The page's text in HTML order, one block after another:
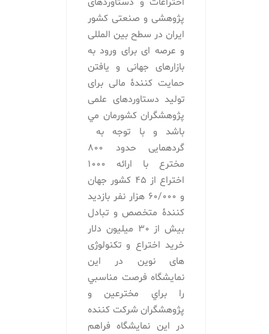
اختراعات و دستاوردهای
پژوهشی و صنعتی كشور
ايران در سطح بین المللی
و عرصه ای برای ورود به
بازارهای جهانی و یافتن
حمایت کنندۀ مالی برای
تولید دستاوردهای علمی
پژوهشگران كشورمان مي
باشد و با توجه به
گردهمایی حدود 800
مخترع با ارائه 1000
اختراع از 45 کشور جهان
و 60/000 هزار نفر بازدید
کنندۀ متخصص و تبادل
بیش از 30 میلیون دلار
خرید اختراع و تکنولوژی
های نوین در اين
نمايشگاه فرصت مناسبي
را براي مخترعين و
پژوهشگران شركت كننده
در اين نمايشگاه فراهم